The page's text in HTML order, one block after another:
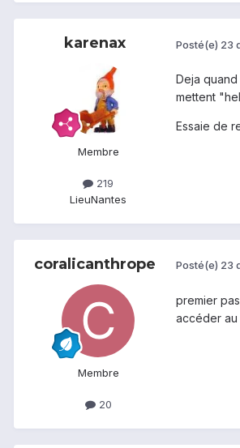
karenax
Membre
219
LieuNantes
Posté(e) 23
Deja
mettent
Essaie de
coralicanthrope
Membre
20
Posté(e) 23
premier
accéder au